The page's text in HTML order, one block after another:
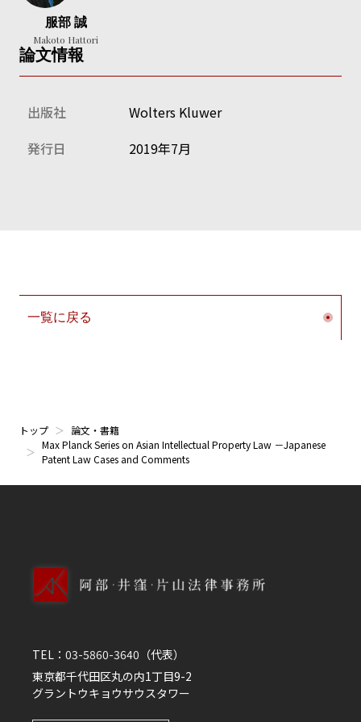
服部 誠
Makoto Hattori
論文情報
出版社
Wolters Kluwer
発行日
2019年7月
一覧に戻る
トップ
論文・書籍
Max Planck Series on Asian Intellectual Property Law －Japanese
Patent Law Cases and Comments
TEL： 03-5860-3640 （代表）
東京都千代田区丸の内1丁目9-2
グラントウキョウサウスタワー